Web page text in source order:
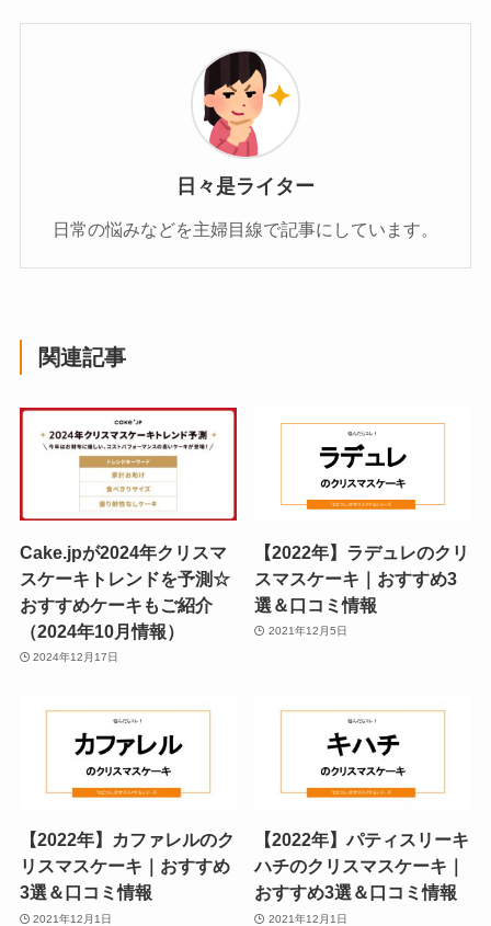
日々是ライター
日常の悩みなどを主婦目線で記事にしています。
関連記事
Cake.jpが2024年クリスマ
スケーキトレンドを予測☆
おすすめケーキもご紹介
（2024年10月情報）
2024年12月17日
【2022年】ラデュレのクリ
スマスケーキ｜おすすめ3
選＆口コミ情報
2021年12月5日
【2022年】カファレルのク
リスマスケーキ｜おすすめ
3選＆口コミ情報
2021年12月1日
【2022年】パティスリーキ
ハチのクリスマスケーキ｜
おすすめ3選＆口コミ情報
2021年12月1日